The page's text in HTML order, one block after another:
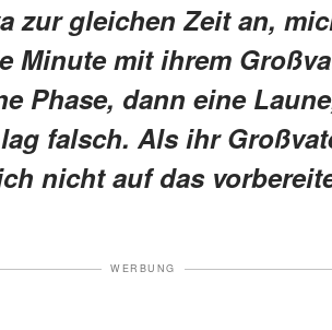
zur gleichen Zeit an,
Minute mit ihrem
Phase, dann eine
falsch. Als ihr
nicht auf das
WERBUNG